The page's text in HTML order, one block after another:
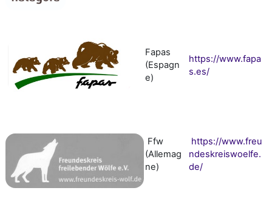
Fapas
(Espagn
e)
https://www.fapa
s.es/
Ffw
(Allemag
ne)
https://www.freu
ndeskreiswoelfe.
de/